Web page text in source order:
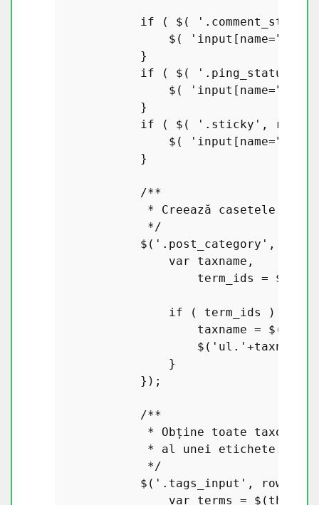
if ( $( '.comment_status'
                $(
            }
if ( $( '.ping_status'
                $(
            }
if ( $( '.sticky' ,
                $(
            }
/**
* Creează casetele de
             */
            $(
'.post_category' ,
var taxname,
                    term_ids = $(
if ( term_ids ) {
                    taxname = $(
                    $(
'ul.' +taxname+
                }
            });
/**
* Obține toate
             * al unei etichete.
             */
            $(
'.tags_input' ,
var terms = $( this